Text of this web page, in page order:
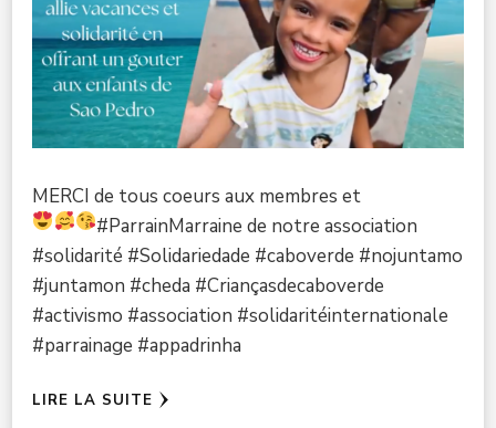
MERCI de tous coeurs aux membres et
#ParrainMarraine de notre association
#solidarité #Solidariedade #caboverde #nojuntamo
#juntamon #cheda #Criançasdecaboverde
#activismo #association #solidaritéinternationale
#parrainage #appadrinha
LIRE LA SUITE